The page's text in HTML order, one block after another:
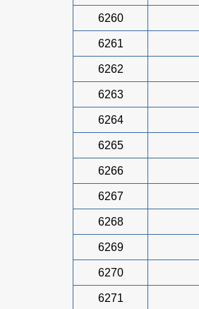
6260
6261
6262
6263
6264
6265
6266
6267
6268
6269
6270
6271